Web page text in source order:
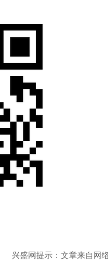
兴盛网提示：文章来自网